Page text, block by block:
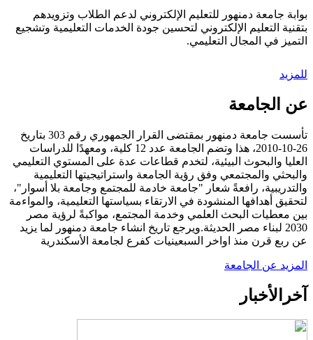
بوابة جامعة دمنهور للتعليم الإلكتروني لدعم الطلاب وتزويدهم
بتقنية التعليم الإلكتروني لتحسين جودة الخدمات التعليمية وتشجيع
التميز في المجال التعليمي.
للمزيد
عن الجامعة
تأسست جامعة دمنهور بمقتضى القرار الجمهوري رقم 303 بتاريخ
26-10-2010، هذا وتضم الجامعة عدد 12 كلية، ومعهدًا للدراسات
العليا والبحوث البيئية، لتخدم قطاعات عدة على المستوي التعليمي
والبحثي والمجتمعي وفق رؤية الجامعة واستراتيجيتها التعليمية
والتدريبية، رافعةً شعار "جامعة خادمة للمجتمع وجامعة بلا أسوار"،
لتحقيق أهدافها المنشودة في الارتقاء بسياستها التعليمية، والمواءمة
بين معطيات البحث العلمي وخدمة المجتمع، مواكبةً لرؤية مصر
2030 لبناء مصر الحديثة.ويرجع تاريخ انشاء جامعة دمنهور لما يزيد
عن ربع قرن منذ اواخر السبعينيات كفرع لجامعة الأسكندرية
المزيد عن الجامعة
آخر الأخبار